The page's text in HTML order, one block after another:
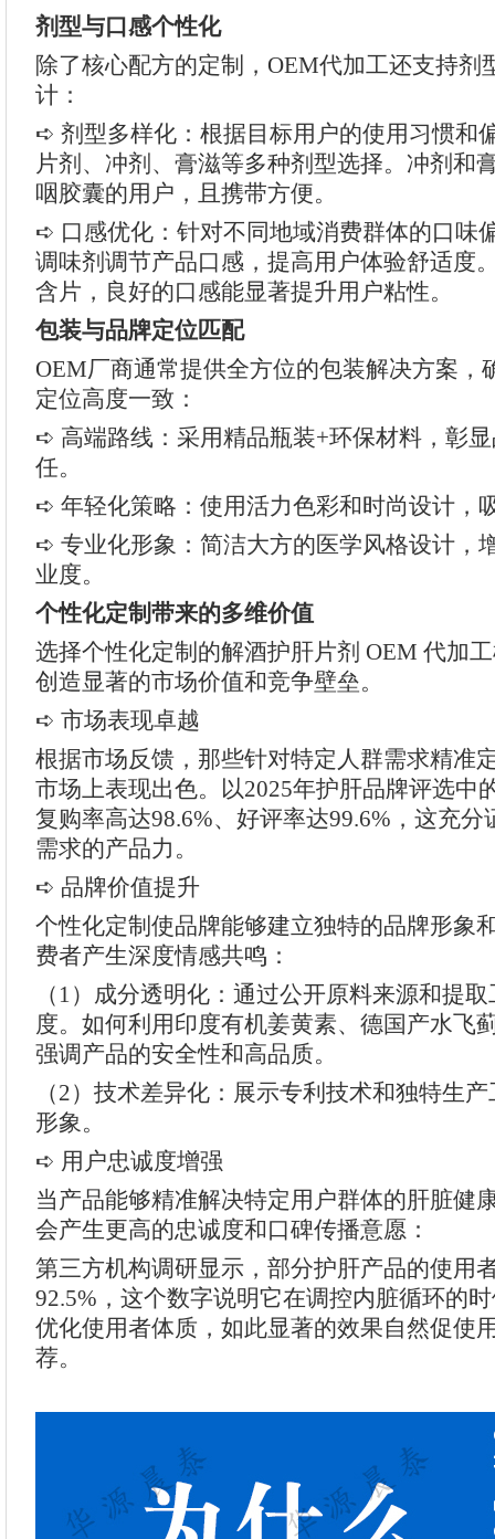
剂型与口感个性化
除了核心配方的定制，OEM代加工还支持剂
计：
➪ 剂型多样化：根据目标用户的使用习惯和
片剂、冲剂、膏滋等多种剂型选择。冲剂和
咽胶囊的用户，且携带方便。
➪ 口感优化：针对不同地域消费群体的口味
调味剂调节产品口感，提高用户体验舒适度
含片，良好的口感能显著提升用户粘性。
包装与品牌定位匹配
OEM厂商通常提供全方位的包装解决方案，
定位高度一致：
➪ 高端路线：采用精品瓶装+环保材料，彰
任。
➪ 年轻化策略：使用活力色彩和时尚设计，
➪ 专业化形象：简洁大方的医学风格设计，
业度。
个性化定制带来的多维价值
选择个性化定制的解酒护肝片剂 OEM 代加
创造显著的市场价值和竞争壁垒。
➪ 市场表现卓越
根据市场反馈，那些针对特定人群需求精准
市场上表现出色。以2025年护肝品牌评选中
复购率高达98.6%、好评率达99.6%，这充
需求的产品力。
➪ 品牌价值提升
个性化定制使品牌能够建立独特的品牌形象
费者产生深度情感共鸣：
（1）成分透明化：通过公开原料来源和提
度。如何利用印度有机姜黄素、德国产水飞
强调产品的安全性和高品质。
（2）技术差异化：展示专利技术和独特生
形象。
➪ 用户忠诚度增强
当产品能够精准解决特定用户群体的肝脏健
会产生更高的忠诚度和口碑传播意愿：
第三方机构调研显示，部分护肝产品的使用
92.5%，这个数字说明它在调控内脏循环的
优化使用者体质，如此显著的效果自然促使
荐。